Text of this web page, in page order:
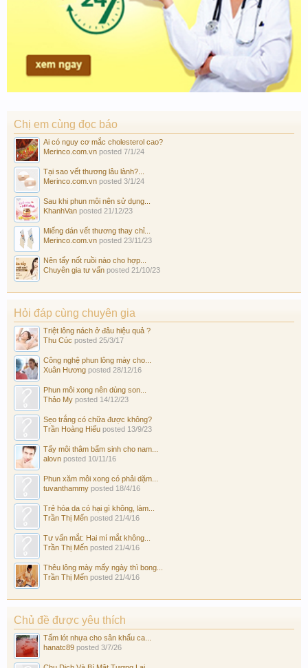
Chị em cùng đọc báo
Ai có nguy cơ mắc cholesterol cao?
Merinco.com.vn posted 7/1/24
Tại sao vết thương lâu lành?...
Merinco.com.vn posted 3/1/24
Sau khi phun môi nên sử dụng...
KhanhVan posted 21/12/23
Miếng dán vết thương thay chỉ...
Merinco.com.vn posted 23/11/23
Nên tẩy nốt ruồi nào cho hợp...
Chuyên gia tư vấn posted 21/10/23
Hỏi đáp cùng chuyên gia
Triệt lông nách ở đâu hiệu quả ?
Thu Cúc posted 25/3/17
Công nghệ phun lông mày cho...
Xuân Hương posted 28/12/16
Phun môi xong nên dùng son...
Thảo My posted 14/12/23
Sẹo trắng có chữa được không?
Trần Hoàng Hiếu posted 13/9/23
Tẩy môi thâm bẩm sinh cho nam...
alovn posted 10/11/16
Phun xăm môi xong có phải dặm...
tuvanthammy posted 18/4/16
Trẻ hóa da có hại gì không, làm...
Trần Thị Mến posted 21/4/16
Tư vấn mắt: Hai mí mắt không...
Trần Thị Mến posted 21/4/16
Thêu lông mày mấy ngày thì bong...
Trần Thị Mến posted 21/4/16
Chủ đề được yêu thích
Tấm lót nhựa cho sân khấu ca...
hanatc89 posted 3/7/26